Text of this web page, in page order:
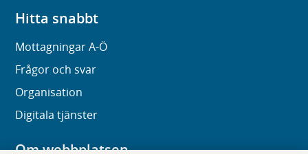
Hitta snabbt
Mottagningar A-Ö
Frågor och svar
Organisation
Digitala tjänster
Om webbplatsen